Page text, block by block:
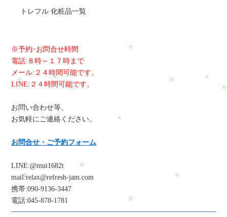
トレフル 化粧品一覧
※予約･お問合せ時間
電話:８時～１７時まで
メール:２４時間可能です。
LINE:２４時間可能です。
お問い合わせ等、
お気軽にご連絡ください。
お問合せ・ご予約フォーム
LINE:@mui1682t
mail:relax@refresh-jam.com
携帯:090-9136-3447
電話:045-878-1781